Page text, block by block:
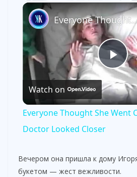
P
l
y
Everyone Thought She Went
Watch on
Everyone Thought She Went
Doctor Looked Closer
Вечером она пришла к дому
букетом — жест вежливости.